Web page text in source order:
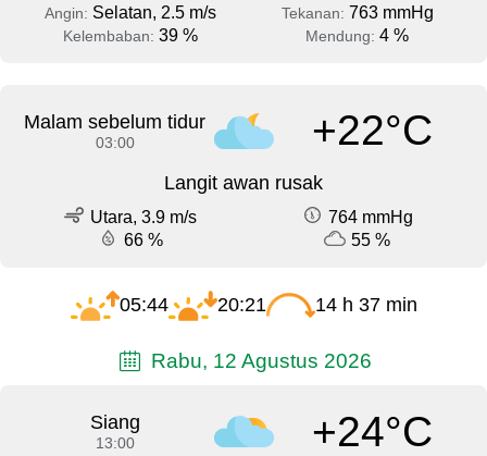
Angin: Selatan, 2.5 m/s Tekanan: 763 mmHg
Kelembaban: 39 % Mendung: 4 %
Malam sebelum tidur
03:00 +22°C
Langit awan rusak
Utara, 3.9 m/s
764 mmHg
66 %
55 %
05:44 20:21 14 h 37 min
Rabu, 12 Agustus 2026
Siang
13:00 +24°C